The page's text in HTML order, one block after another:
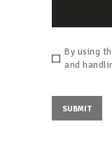
By using
and